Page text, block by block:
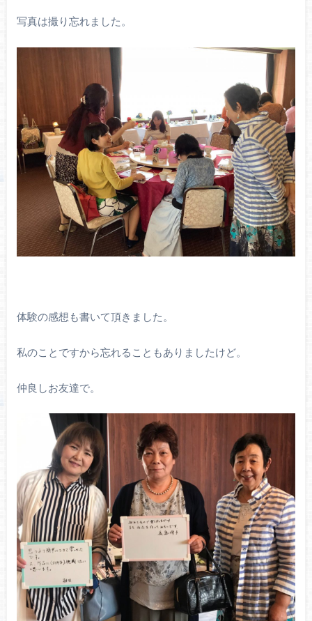
写真は撮り忘れました。
体験の感想も書いて頂きました。
私のことですから忘れることもありましたけど。
仲良しお友達で。